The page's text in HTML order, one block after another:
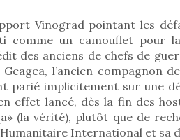
Vinograd pointant les
comme un camouflet pour
des anciens de chefs de
Geagea, l’ancien compagnon
parié implicitement sur une
effet lancé, dès la fin des
(la vérité), plutôt que de
International et sa